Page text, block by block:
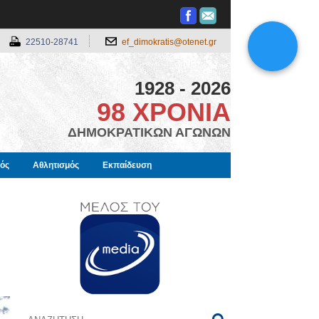
22510-28741 ef_dimokratis@otenet.gr
1928 - 2026
98 ΧΡΟΝΙΑ
ΔΗΜΟΚΡΑΤΙΚΩΝ ΑΓΩΝΩΝ
Αθλητισμός Εκπαίδευση